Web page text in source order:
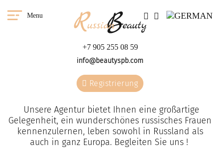
Menu
+7 905 255 08 59
info@beautyspb.com
Registrierung
Unsere Agentur bietet Ihnen eine großartige
Gelegenheit, ein wunderschönes russisches Frauen
kennenzulernen, leben sowohl in Russland als
auch in ganz Europa. Begleiten Sie uns !